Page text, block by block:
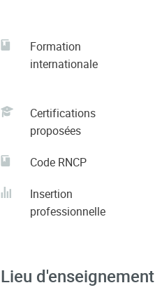
Formation
internationale
Certifications
proposées
Code RNCP
Insertion
professionnelle
Lieu d'enseignement